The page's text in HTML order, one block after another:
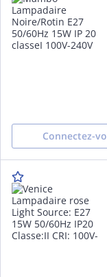
Connectez-